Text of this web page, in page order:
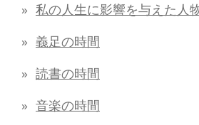
私の人生に影響を与えた人
義足の時間
読書の時間
音楽の時間